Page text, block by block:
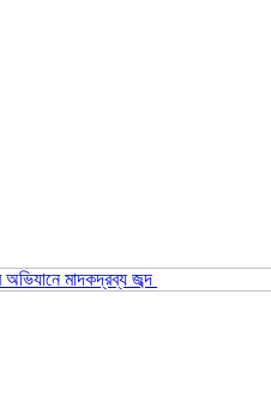
অভিযানে মাদকদ্রব্য জব্দ